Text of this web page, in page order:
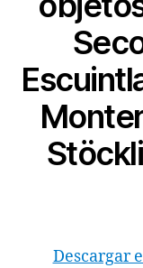
Descargar